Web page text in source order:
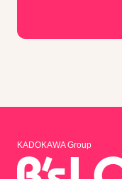
KADOKAWA Group